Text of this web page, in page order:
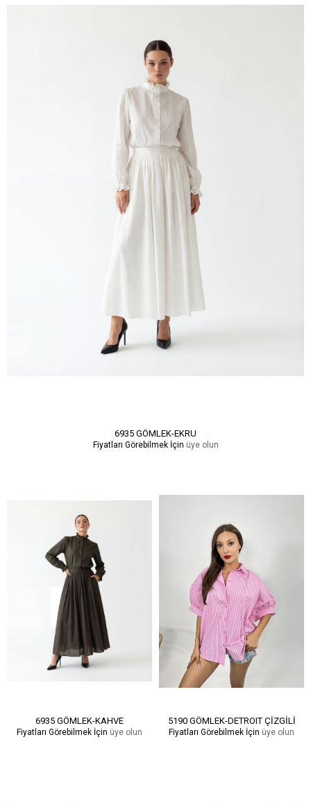
6935 GÖMLEK-EKRU
Fiyatları Görebilmek İçin üye olun
6935 GÖMLEK-KAHVE
Fiyatları Görebilmek İçin üye olun
5190 GÖMLEK-DETROIT ÇİZGİLİ
Fiyatları Görebilmek İçin üye olun